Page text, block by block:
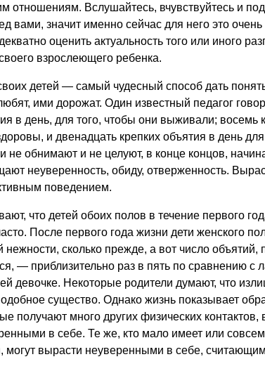
отношениям. Вслушайтесь, вчувствуйтесь и
вами, значит именно сейчас для него это
оценить актуальность того или иного
взрослеющего ребенка.
детей — самый чудесный способ дать
ими дорожат. Один известный педагог
в день, для того, чтобы они выживали; восемь
и двенадцать крепких объятия в день
не обнимают и не целуют, в конце концов,
неуверенность, обиду, отверженность.
поведением.
что детей обоих полов в течение первого
После первого года жизни дети женского
нежности, сколько прежде, а вот число
— приблизительно раз в пять по сравнению с
девочке. Некоторые родители думают, что
существо. Однако жизнь показывает
получают много других физических
в себе. Те же, кто мало имеет или
могут вырасти неуверенными в себе,